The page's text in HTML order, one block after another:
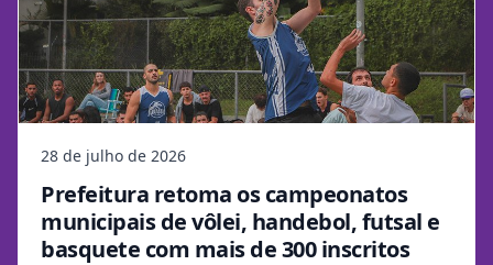
28 de julho de 2026
Prefeitura retoma os campeonatos
municipais de vôlei, handebol, futsal e
basquete com mais de 300 inscritos